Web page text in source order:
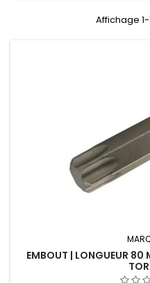
Affichage
EMBOUT | LONGUEUR 80